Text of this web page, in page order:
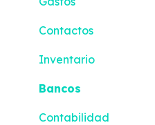
Contactos
Inventario
Bancos
Contabilidad